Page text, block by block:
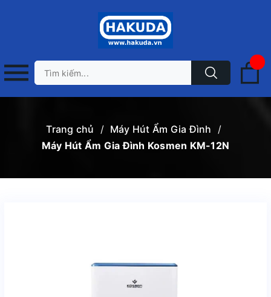
Trang chủ / Máy Hút Ẩm Gia Đình
/
Máy Hút Ẩm Gia Đình Kosmen KM-12N